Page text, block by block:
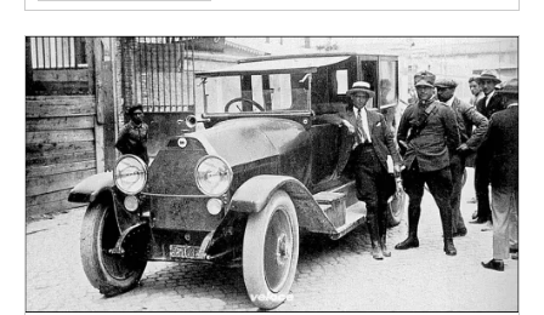
#MAUTO 12 PRIME VOLTE
#MONOPOSTO
#MOTORSPORT
#RACING